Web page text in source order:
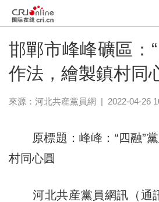
邯鄲市峰峰礦區：
作法，繪製鎮村同
來源： 河北共産黨員網 | 2022-04-26
原標題：峰峰：“四融”黨
村同心圓
河北共産黨員網訊（通